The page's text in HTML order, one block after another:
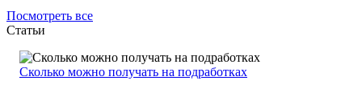
Посмотреть все
Статьи
Сколько можно получать на подработках